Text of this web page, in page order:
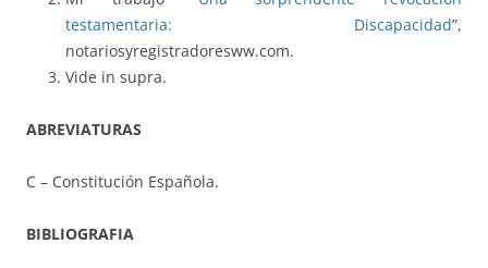
testamentaria: Discapacidad”,
notariosyregistradoresww.com.
Vide in supra.
ABREVIATURAS
C – Constitución Española.
BIBLIOGRAFIA